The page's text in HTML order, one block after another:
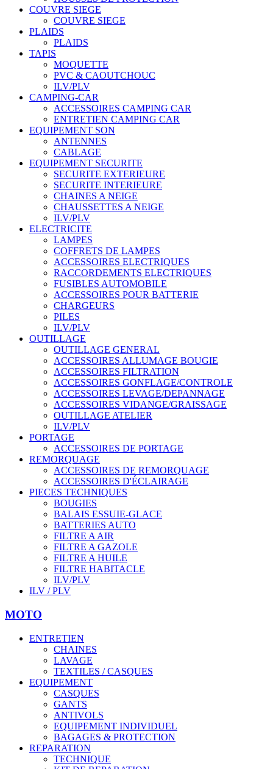
COUVRE SIEGE
COUVRE SIEGE
PLAIDS
PLAIDS
TAPIS
MOQUETTE
PVC & CAOUTCHOUC
ILV/PLV
CAMPING-CAR
ACCESSOIRES CAMPING CAR
ENTRETIEN CAMPING CAR
EQUIPEMENT SON
ANTENNES
CABLAGE
EQUIPEMENT SECURITE
SECURITE EXTERIEURE
SECURITE INTERIEURE
CHAINES A NEIGE
CHAUSSETTES A NEIGE
ILV/PLV
ELECTRICITE
LAMPES
COFFRETS DE LAMPES
ACCESSOIRES ELECTRIQUES
RACCORDEMENTS ELECTRIQUES
FUSIBLES AUTOMOBILE
ACCESSOIRES POUR BATTERIE
CHARGEURS
PILES
ILV/PLV
OUTILLAGE
OUTILLAGE GENERAL
ACCESSOIRES ALLUMAGE BOUGIE
ACCESSOIRES FILTRATION
ACCESSOIRES GONFLAGE/CONTROLE
ACCESSOIRES LEVAGE/DEPANNAGE
ACCESSOIRES VIDANGE/GRAISSAGE
OUTILLAGE ATELIER
ILV/PLV
PORTAGE
ACCESSOIRES DE PORTAGE
REMORQUAGE
ACCESSOIRES DE REMORQUAGE
ACCESSOIRES D'ÉCLAIRAGE
PIECES TECHNIQUES
BOUGIES
BALAIS ESSUIE-GLACE
BATTERIES AUTO
FILTRE A AIR
FILTRE A GAZOLE
FILTRE A HUILE
FILTRE HABITACLE
ILV/PLV
ILV / PLV
MOTO
ENTRETIEN
CHAINES
LAVAGE
TEXTILES / CASQUES
EQUIPEMENT
CASQUES
GANTS
ANTIVOLS
EQUIPEMENT INDIVIDUEL
BAGAGES & PROTECTION
REPARATION
TECHNIQUE